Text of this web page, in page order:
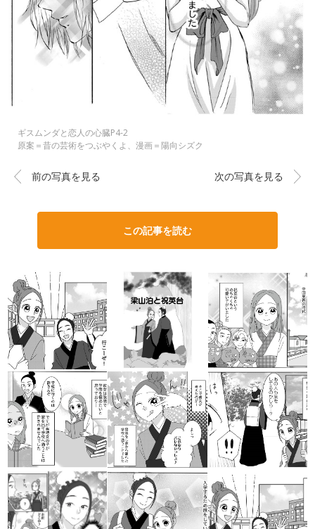
ギスムンダと恋人の心臓P4-2
原案＝昔の芸術をつぶやくよ、漫画＝陽向シズク
前の写真を見る 次の写真を見る
この記事を読む